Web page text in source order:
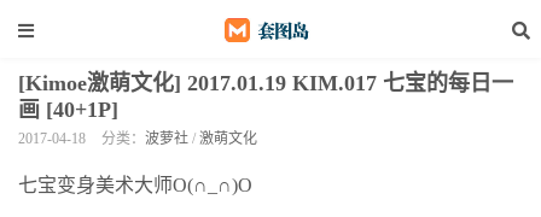
[Kimoe激萌文化] 2017.01.19 KIM.017 七宝的每日一
画 [40+1P]
2017-04-18 分类： 波萝社 / 激萌文化
七宝变身美术大师O(∩_∩)O